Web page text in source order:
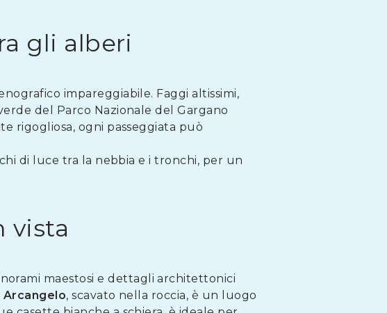
gli alberi
impareggiabile. Faggi altissimi,
del Parco Nazionale del Gargano
rigogliosa, ogni passeggiata può
di luce tra la nebbia e i tronchi, per un
vista
maestosi e dettagli architettonici
Arcangelo, scavato nella roccia, è un luogo